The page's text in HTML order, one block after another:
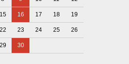
15 16 17 18 19
22 23 24 25 26
29 30